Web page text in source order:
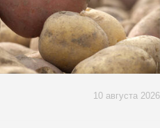
10 августа 2026